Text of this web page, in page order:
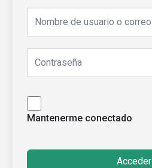
Mantenerme conectado
Acceder